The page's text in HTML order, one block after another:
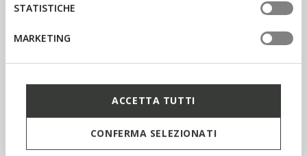
STATISTICHE
MARKETING
ACCETTA TUTTI
CONFERMA SELEZIONATI
VENTAJAS, EXPERIENCIAS Y
ESPERANDO